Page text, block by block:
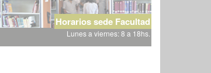
Horarios sede Facultad
Lunes a viernes: 8 a 18hs.